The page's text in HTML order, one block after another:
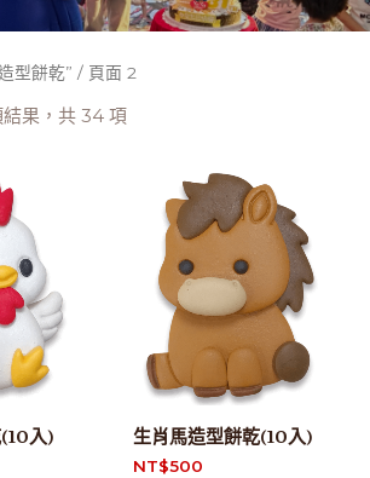
型餅乾” / 頁面 2
果，共 34 項
入) 生肖馬造型餅乾(10入)
NT$500